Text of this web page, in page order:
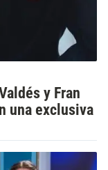
y Fran
una exclusiva